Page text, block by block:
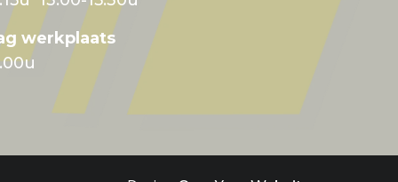
werkplaats